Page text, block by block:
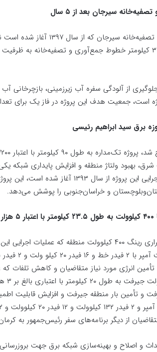
سیرجان بعد از ۵ سال
افتتاح خطوط جمع‌آوری، انتقال و
از آلودگی سفره آب زیرزمینی، بازچرخانی
هدف این پروژه در فاز یک برای تعداد ۲۱۰ هزار نفر طراحی شده
برق سید ابراهیم رئیسی
بهبود ولتاژ منطقه و افزایش پایداری شبکه
رئیس‌جمهور افتتاح شد، عملیات اجرایی این پروژه
و خراسان‌جنوبی را پوشش می‌دهد.
از دیگر برنامه‌های سفر رئیس‌جمهور به